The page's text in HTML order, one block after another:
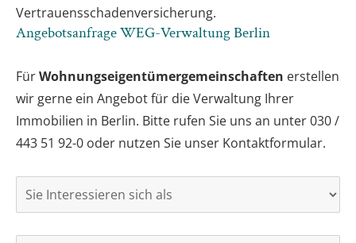
Vertrauensschadenversicherung.
Angebotsanfrage WEG-Verwaltung Berlin
FürWohnungseigentümergemeinschaften erstellen
wir gerne ein Angebot für die Verwaltung Ihrer
Immobilien in Berlin. Bitte rufen Sie uns an unter 030 /
443 51 92-0 oder nutzen Sie unser Kontaktformular.